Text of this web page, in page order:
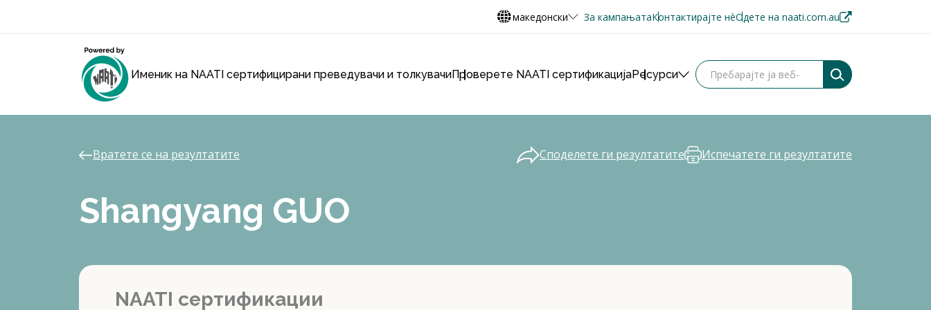
македонски За кампањатаКонтактирајте нèОдете на naati.com.au
Именик на NAATI сертифицирани преведувачи и толкувачиПроверете NAATI сертификацијаРесурси
Вратете се на резултатите Споделете ги резултатите Испечатете ги резултатите
Shangyang GUO
NAATI сертификации